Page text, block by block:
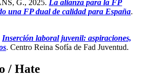
G., 2025. La alianza para la FP
una FP dual de calidad para España.
Inserción laboral juvenil: aspiraciones,
. Centro Reina Sofía de Fad Juventud.
/ Hate